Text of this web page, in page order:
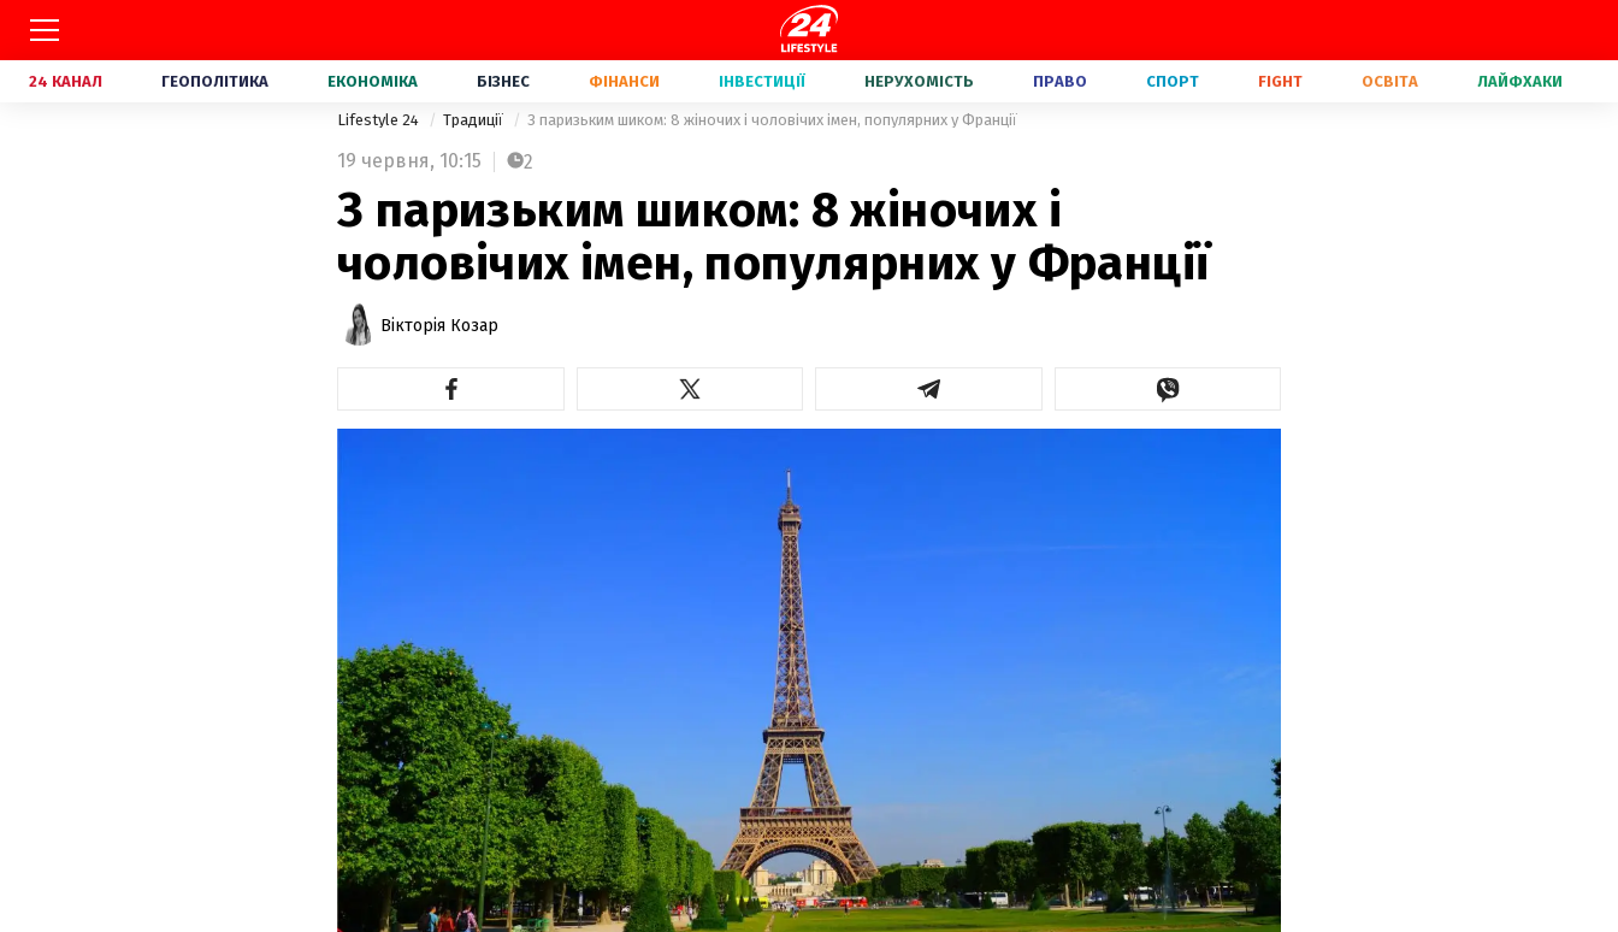
24 КАНАЛ ГЕОПОЛІТИКА ЕКОНОМІКА БІЗНЕС ФІНАНСИ ІНВЕСТИЦІЇ НЕРУХОМІСТЬ ПРАВО СПОРТ FIGHT ОСВІТА ЛАЙФХАКИ
Lifestyle 24 Традиції З паризьким шиком: 8 жіночих і чоловічих імен, популярних у Франції
19 червня, 10:15 2
З паризьким шиком: 8 жіночих і
чоловічих імен, популярних у Франції
Вікторія Козар